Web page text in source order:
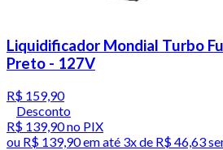
Liquidificador Mondial Turbo
Preto - 127V
R$ 159,90
Desconto
R$ 139,90no PIX
ou R$ 139,90em até 3x de R$ 46,63